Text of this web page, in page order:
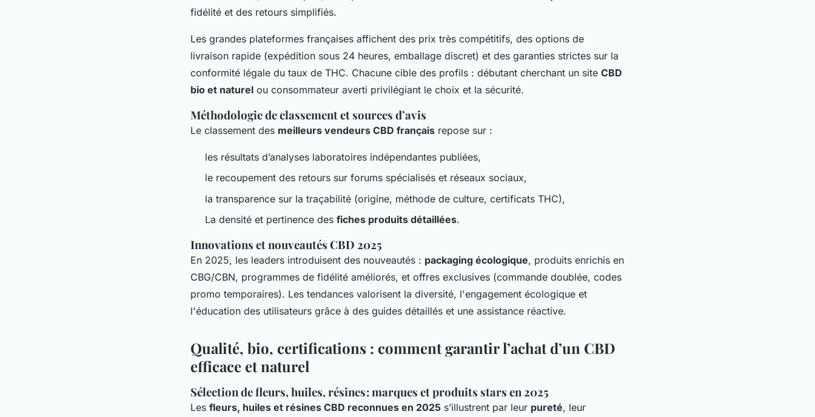
fidélité et des retours simplifiés.
Les grandes plateformes françaises affichent des prix très compétitifs, des options de
livraison rapide (expédition sous 24 heures, emballage discret) et des garanties strictes sur la
conformité légale du taux de THC. Chacune cible des profils : débutant cherchant un site CBD
bio et naturel ou consommateur averti privilégiant le choix et la sécurité.
Méthodologie de classement et sources d’avis
Le classement des meilleurs vendeurs CBD français repose sur :
les résultats d’analyses laboratoires indépendantes publiées,
le recoupement des retours sur forums spécialisés et réseaux sociaux,
la transparence sur la traçabilité (origine, méthode de culture, certificats THC),
La densité et pertinence des fiches produits détaillées.
Innovations et nouveautés CBD 2025
En 2025, les leaders introduisent des nouveautés : packaging écologique, produits enrichis en
CBG/CBN, programmes de fidélité améliorés, et offres exclusives (commande doublée, codes
promo temporaires). Les tendances valorisent la diversité, l'engagement écologique et
l'éducation des utilisateurs grâce à des guides détaillés et une assistance réactive.
Qualité, bio, certifications : comment garantir l’achat d’un CBD
efficace et naturel
Sélection de fleurs, huiles, résines : marques et produits stars en 2025
Les fleurs, huiles et résines CBD reconnues en 2025 s’illustrent par leur pureté, leur